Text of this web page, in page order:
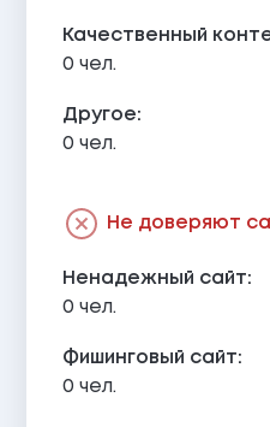
Качественный
0 чел.
Другое:
0 чел.
Не доверяют
Ненадежный сайт:
0 чел.
Фишинговый сайт:
0 чел.